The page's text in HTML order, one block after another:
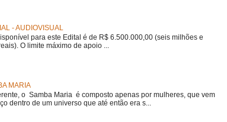
- AUDIOVISUAL
para este Edital é de R$ 6.500.000,00 (seis milhões e
O limite máximo de apoio ...
MARIA
o Samba Maria é composto apenas por mulheres, que vem
dentro de um universo que até então era s...